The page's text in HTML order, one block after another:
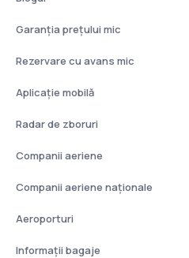
Garanția prețului mic
Rezervare cu avans mic
Aplicație mobilă
Radar de zboruri
Companii aeriene
Companii aeriene naţionale
Aeroporturi
Informații bagaje